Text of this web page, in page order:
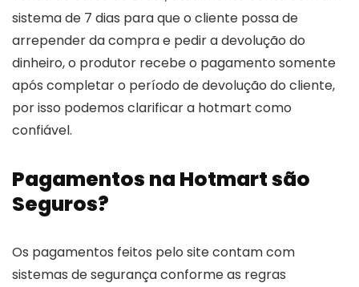
sistema de 7 dias para que o cliente possa de
arrepender da compra e pedir a devolução do
dinheiro, o produtor recebe o pagamento somente
após completar o período de devolução do cliente,
por isso podemos clarificar a hotmart como
confiável.
Pagamentos na Hotmart são
Seguros?
Os pagamentos feitos pelo site contam com
sistemas de segurança conforme as regras